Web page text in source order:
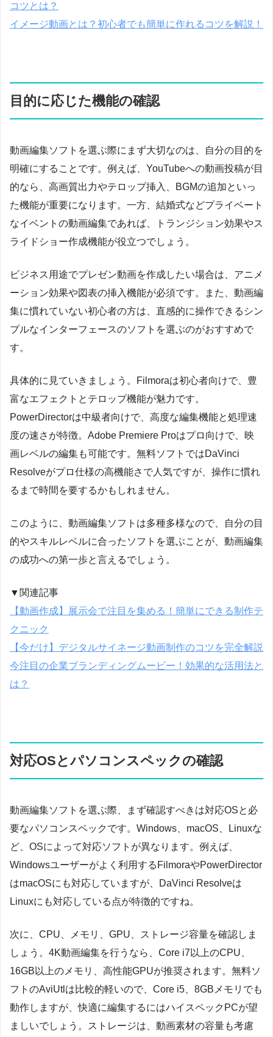
コツとは？
イメージ動画とは？初心者でも簡単に作れるコツを解説！
目的に応じた機能の確認
動画編集ソフトを選ぶ際にまず大切なのは、自分の目的を
明確にすることです。例えば、YouTubeへの動画投稿が目
的なら、高画質出力やテロップ挿入、BGMの追加といっ
た機能が重要になります。一方、結婚式などプライベート
なイベントの動画編集であれば、トランジション効果やス
ライドショー作成機能が役立つでしょう。
ビジネス用途でプレゼン動画を作成したい場合は、アニメ
ーション効果や図表の挿入機能が必須です。また、動画編
集に慣れていない初心者の方は、直感的に操作できるシン
プルなインターフェースのソフトを選ぶのがおすすめで
す。
具体的に見ていきましょう。Filmoraは初心者向けで、豊
富なエフェクトとテロップ機能が魅力です。
PowerDirectorは中級者向けで、高度な編集機能と処理速
度の速さが特徴。Adobe Premiere Proはプロ向けで、映
画レベルの編集も可能です。無料ソフトではDaVinci
Resolveがプロ仕様の高機能さで人気ですが、操作に慣れ
るまで時間を要するかもしれません。
このように、動画編集ソフトは多種多様なので、自分の目
的やスキルレベルに合ったソフトを選ぶことが、動画編集
の成功への第一歩と言えるでしょう。
▼関連記事
【動画作成】展示会で注目を集める！簡単にできる制作テ
クニック
【今だけ】デジタルサイネージ動画制作のコツを完全解説
今注目の企業ブランディングムービー！効果的な活用法と
は？
対応OSとパソコンスペックの確認
動画編集ソフトを選ぶ際、まず確認すべきは対応OSと必
要なパソコンスペックです。Windows、macOS、Linuxな
ど、OSによって対応ソフトが異なります。例えば、
Windowsユーザーがよく利用するFilmoraやPowerDirector
はmacOSにも対応していますが、DaVinci Resolveは
Linuxにも対応している点が特徴的ですね。
次に、CPU、メモリ、GPU、ストレージ容量を確認しま
しょう。4K動画編集を行うなら、Core i7以上のCPU、
16GB以上のメモリ、高性能GPUが推奨されます。無料ソ
フトのAviUtlは比較的軽いので、Core i5、8GBメモリでも
動作しますが、快適に編集するにはハイスペックPCが望
ましいでしょう。ストレージは、動画素材の容量も考慮